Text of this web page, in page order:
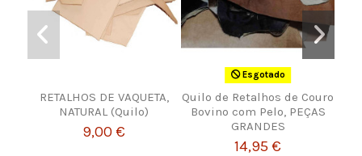
RETALHOS DE VAQUETA,
NATURAL (Quilo)
9,00 €
Esgotado
Quilo de Retalhos de Couro
Bovino com Pelo, PEÇAS
GRANDES
14,95 €